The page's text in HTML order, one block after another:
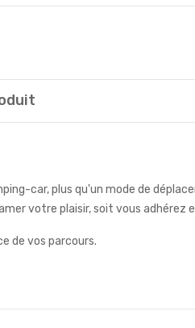
car, plus qu'un mode de
votre plaisir, soit vous adhérez
de vos parcours.